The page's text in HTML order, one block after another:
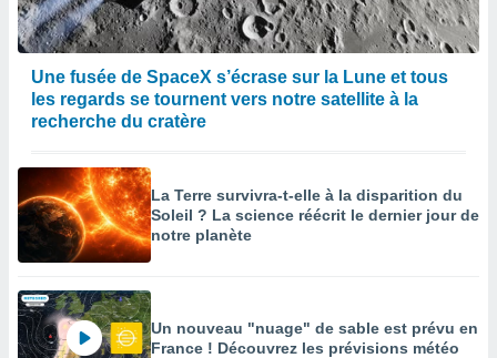
Une fusée de SpaceX s’écrase sur la Lune et tous
les regards se tournent vers notre satellite à la
recherche du cratère
La Terre survivra-t-elle à la disparition du
Soleil ? La science réécrit le dernier jour de
notre planète
Un nouveau "nuage" de sable est prévu en
France ! Découvrez les prévisions météo